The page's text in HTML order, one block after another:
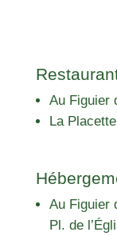
Au Figuier
La
Au Figuier
Pl. de